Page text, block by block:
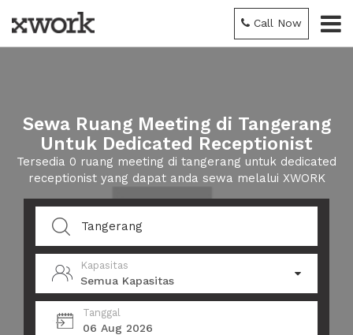
Call Now
Sewa Ruang Meeting di Tangerang
Untuk Dedicated Receptionist
Tersedia 0 ruang meeting di tangerang untuk dedicated
receptionist yang dapat anda sewa melalui XWORK
Kapasitas
Semua Kapasitas
Tanggal
06 Aug 2026